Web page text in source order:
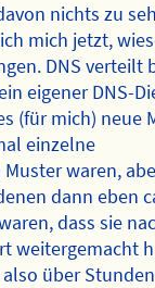
nichts zu
mich jetzt,
DNS verteilt
eigener DNS-
(für mich) neue
einzelne
waren,
dann eben
dass sie
weitergemacht
über